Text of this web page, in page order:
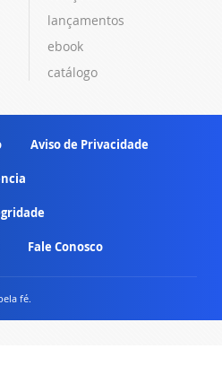
lançamentos
ebook
catálogo
Aviso de Privacidade
Fale Conosco
fé.